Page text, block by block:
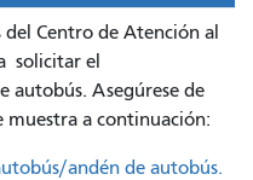
Centro de Atención al
solicitar el
autobús. Asegúrese de
a continuación:
andén de autobús.